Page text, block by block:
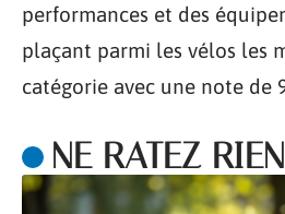
performances et des
plaçant parmi les vélos les
catégorie avec une note de
NE RATEZ